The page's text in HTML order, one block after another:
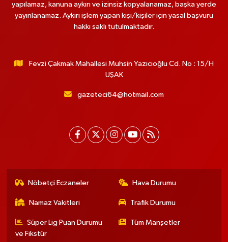
yapılamaz, kanuna aykırı ve izinsiz kopyalanamaz, başka yerde
yayınlanamaz. Aykırı işlem yapan kişi/kişiler için yasal başvuru
hakkı saklı tutulmaktadır.
Fevzi Çakmak Mahallesi Muhsin Yazıcıoğlu Cd. No : 15/H
UŞAK
gazeteci64@hotmail.com
Nöbetçi Eczaneler Hava Durumu
Namaz Vakitleri Trafik Durumu
Süper Lig Puan Durumu
ve Fikstür
Tüm Manşetler